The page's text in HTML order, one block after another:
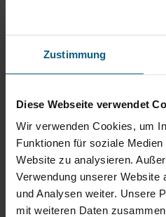
Zustimmung
Diese Webseite verwendet
Wir verwenden Cookies, um
Funktionen für soziale
Website zu analysieren.
Verwendung unserer Website
und Analysen weiter. Unsere
mit weiteren Daten